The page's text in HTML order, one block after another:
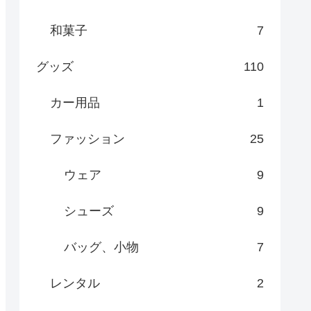
和菓子 7
グッズ 110
カー用品 1
ファッション 25
ウェア 9
シューズ 9
バッグ、小物 7
レンタル 2